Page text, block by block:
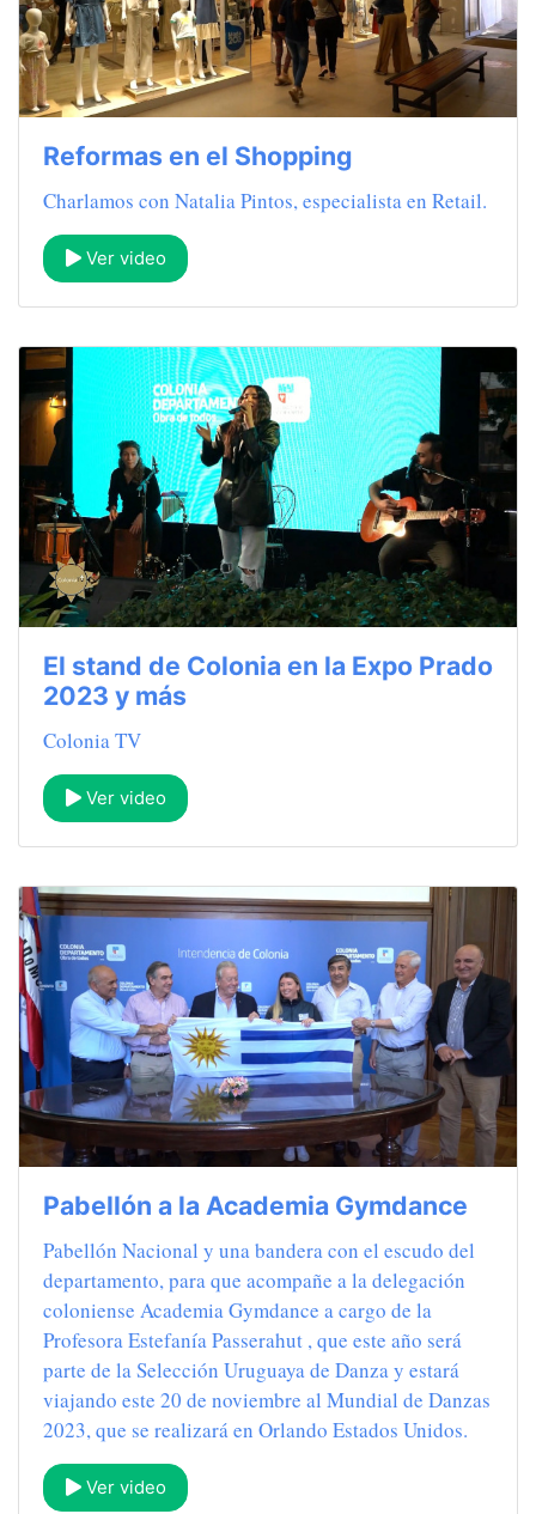
Reformas en el Shopping
Charlamos con Natalia Pintos, especialista en Retail.
Ver video
El stand de Colonia en la Expo Prado
2023 y más
Colonia TV
Ver video
Pabellón a la Academia Gymdance
Pabellón Nacional y una bandera con el escudo del
departamento, para que acompañe a la delegación
coloniense Academia Gymdance a cargo de la
Profesora Estefanía Passerahut , que este año será
parte de la Selección Uruguaya de Danza y estará
viajando este 20 de noviembre al Mundial de Danzas
2023, que se realizará en Orlando Estados Unidos.
Ver video